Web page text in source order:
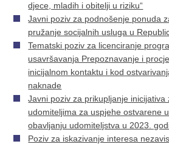
djece, mladih i obitelji u riziku“
Javni poziv za podnošenje ponuda
pružanje socijalnih usluga u
Tematski poziv za licenciranje
usavršavanja Prepoznavanje i
inicijalnom kontaktu i kod
naknade
Javni poziv za prikupljanje inicijativa
udomiteljima za uspjehe ostvarene
obavljanju udomiteljstva u 2023.
Poziv za iskazivanje interesa